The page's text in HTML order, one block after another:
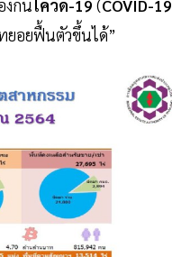
งกันโควิด-19 (COVID-19
ยอยฟื้นตัวขึ้นได้”